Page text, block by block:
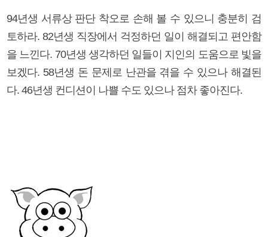
94년생 서류상 판단 착오로 손해 볼 수 있으니 충분히 검
토하라. 82년생 직장에서 걱정하던 일이 해결되고 편안함
을 느낀다. 70년생 생각하던 일들이 지인의 도움으로 빛을
보겠다. 58년생 돈 문제로 난관을 겪을 수 있으나 해결된
다. 46년생 컨디션이 나쁠 수도 있으나 점차 좋아진다.